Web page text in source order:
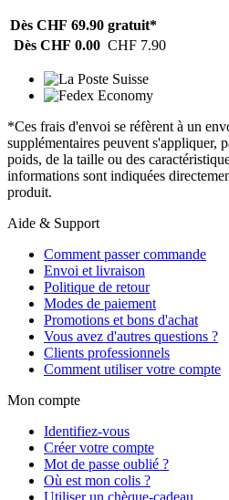
Dès CHF 69.90 gratuit*
Dès CHF 0.00 CHF 7.90
*Ces frais d'envoi se réfèrent à un
supplémentaires peuvent s'appliquer,
poids, de la taille ou des
informations sont indiquées
produit.
Aide & Support
Comment passer commande
Envoi et livraison
Politique de retour
Modes de paiement
Promotions et bons d'achat
Vous avez d'autres questions ?
Clients professionnels
Comment utiliser votre compte
Mon compte
Identifiez-vous
Créer votre compte
Mot de passe oublié ?
Où est mon colis ?
Utiliser un chèque-cadeau